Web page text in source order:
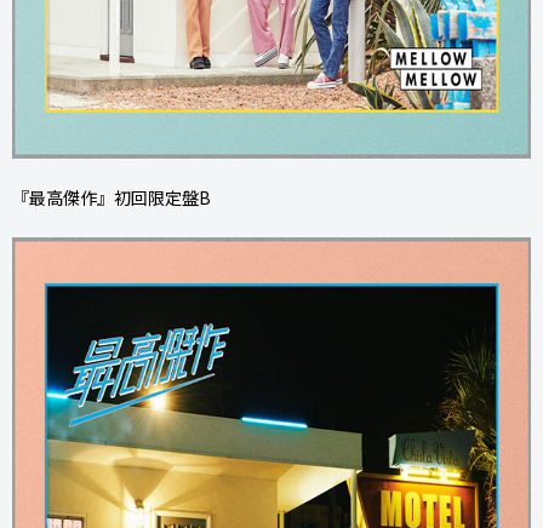
『最高傑作』初回限定盤B